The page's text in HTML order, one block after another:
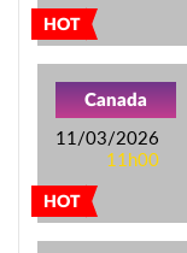
HOT
HOT
Canada
11/03/2026
11h00